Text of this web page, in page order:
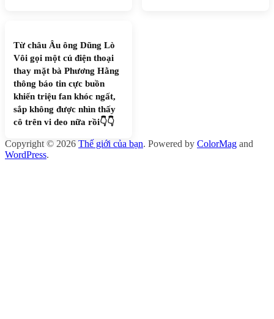
Từ châu Âu ông Dũng Lò
Vôi gọi một cú điện thoại
thay mặt bà Phương Hằng
thông báo tin cực buồn
khiến triệu fan khóc ngất,
sắp không được nhìn thấy
cô trên vi deo nữa rồi👇👇
Copyright © 2026 Thế giới của bạn. Powered by ColorMag and
WordPress.